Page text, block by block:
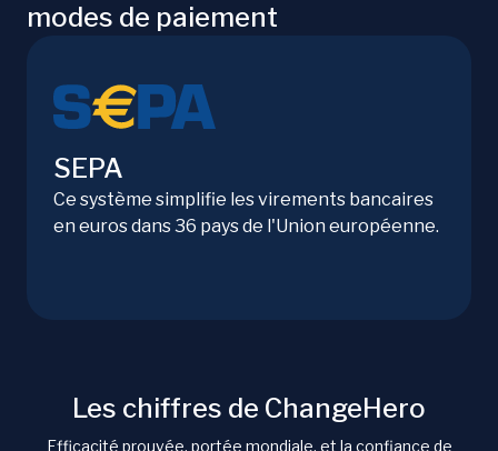
modes de paiement
SEPA
Ce système simplifie les virements bancaires
en euros dans 36 pays de l'Union européenne.
Les chiffres de ChangeHero
Efficacité prouvée, portée mondiale, et la confiance de